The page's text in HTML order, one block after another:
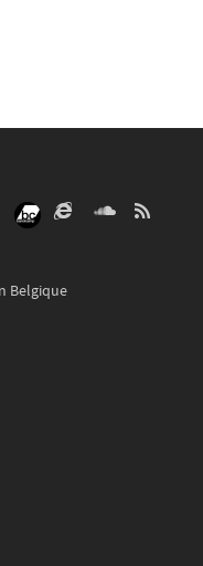
Belgique